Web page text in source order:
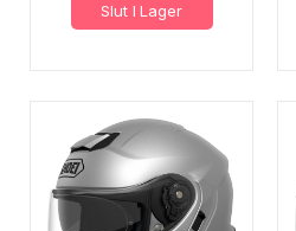
Slut I Lager